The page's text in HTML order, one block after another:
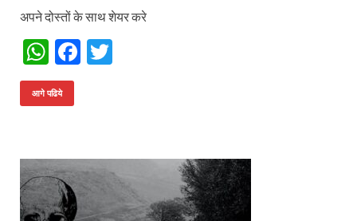
अपने दोस्तों के साथ शेयर करे
W
h
at
A
p
p
F
o
o
k
आगे पढिये